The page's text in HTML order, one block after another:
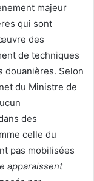
majeur
qui sont
des
de techniques
douanières. Selon
du Ministre de
des
celle du
pas mobilisées
apparaissent